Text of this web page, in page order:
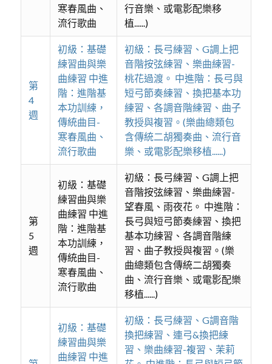
寒春風曲、
流行歌曲
行音樂、或電影配樂移
植......)
第
4
週
初級：基礎
練習曲與樂
曲練習 中進
階：進階基
本功訓練，
傳統曲目-
寒春風曲、
流行歌曲
初級：長弓練習、G調上把
音階按弦練習、樂曲練習-
桃花過渡。 中進階：長弓與
短弓節奏練習、換把基本功
練習、各調音階練習、曲子
教授與複習。(樂曲總類包
含傳統二胡獨奏曲、流行音
樂、或電影配樂移植......)
第
5
週
初級：基礎
練習曲與樂
曲練習 中進
階：進階基
本功訓練，
傳統曲目-
寒春風曲、
流行歌曲
初級：長弓練習、G調上把
音階按弦練習、樂曲練習-
望春風、雨夜花。 中進階：
長弓與短弓節奏練習、換把
基本功練習、各調音階練
習、曲子教授與複習。(樂
曲總類包含傳統二胡獨奏
曲、流行音樂、或電影配樂
移植......)
初級：基礎
練習曲與樂
曲練習 中進
初級：長弓練習、G調音階
換把練習、連弓&換把練
習、樂曲練習-複習、茉莉